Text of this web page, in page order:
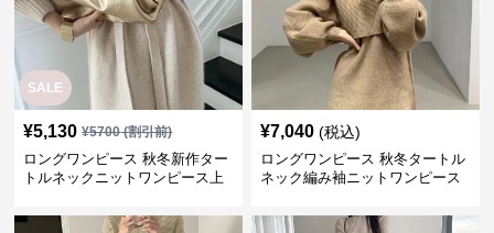
SALE
¥5,130 ¥5700(割引前)
ロングワンピース 秋冬新作ター
トルネックニットワンピース上
¥7,040 (税込)
ロングワンピース 秋冬タートル
ネック編み袖ニットワンピース